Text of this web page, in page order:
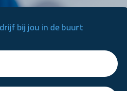
bij jou in de buurt